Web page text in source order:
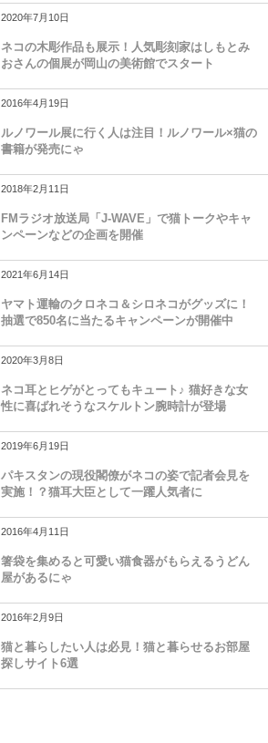
2020年7月10日
ネコの木彫作品も展示！人気彫刻家はしもとみ
おさんの個展が岡山の美術館でスタート
2016年4月19日
ルノワール展に行く人は注目！ルノワール×猫の
書籍が発売にゃ
2018年2月11日
FMラジオ放送局「J-WAVE」で猫トークやキャ
ンペーンなどの企画を開催
2021年6月14日
ヤマト運輸のクロネコ＆シロネコがグッズに！
抽選で850名に当たるキャンペーンが開催中
2020年3月8日
ネコ耳とヒゲがとってもキュート♪ 猫好きな女
性に喜ばれそうなスケルトン腕時計が登場
2019年6月19日
パキスタンの現役閣僚がネコの姿で記者会見を
実施！？猫耳大臣として一躍人気者に
2016年4月11日
箸袋を集めると可愛い猫食器がもらえるうどん
屋があるにゃ
2016年2月9日
猫と暮らしたい人は必見！猫と暮らせるお部屋
探しサイト6選